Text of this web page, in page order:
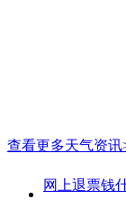
查看更多天气资讯
网上退票钱